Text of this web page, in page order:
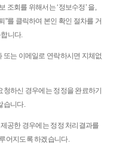
조회를 위해서는 ‘정보수정’ 을,
"를 클릭하여 본인 확인 절차를 거
니다.
는 이메일로 연락하시면 지체없
하신 경우에는 정정을 완료하기
습니다.
공한 경우에는 정정 처리결과를
어지도록 하겠습니다.